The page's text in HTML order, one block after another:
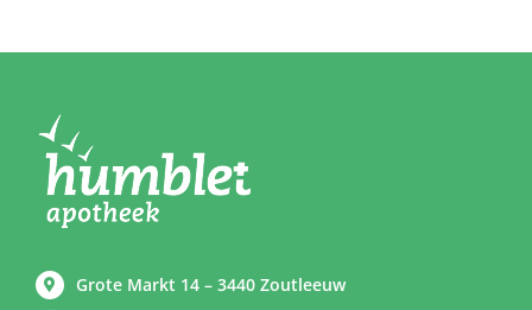
Grote Markt 14 – 3440 Zoutleeuw